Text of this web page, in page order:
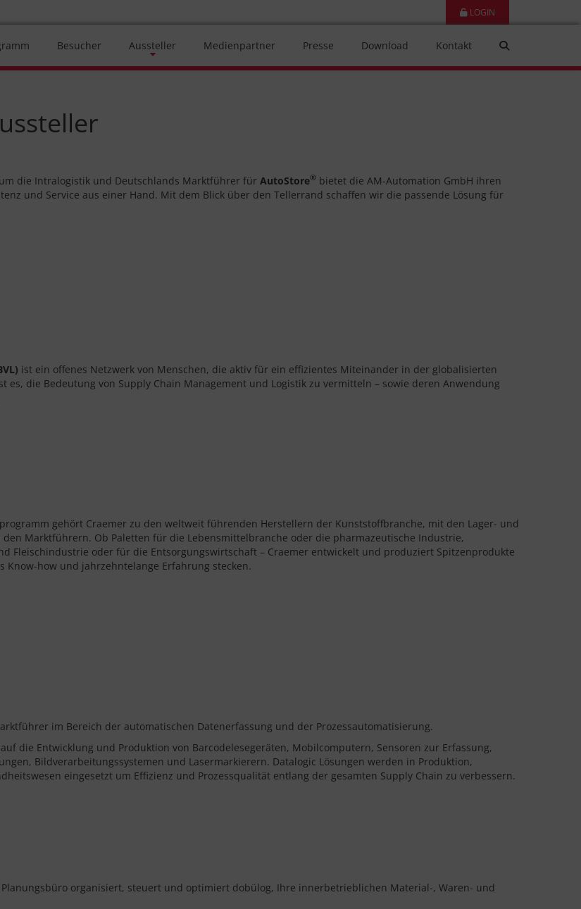
LOGIN
Besucher Aussteller Medienpartner Presse Download Kontakt
die Intralogistik und Deutschlands Marktführer für AutoStore®bietet die AM-Automation GmbH ihren
und Service aus einer Hand. Mit dem Blick über den Tellerrand schaffen wir die passende Lösung für
ist ein offenes Netzwerk von Menschen, die aktiv für ein effizientes Miteinander in der globalisierten
es, die Bedeutung von Supply Chain Management und Logistik zu vermitteln – sowie deren Anwendung
gehört Craemer zu den weltweit führenden Herstellern der Kunststoffbranche, mit den Lager- und
Marktführern. Ob Paletten für die Lebensmittelbranche oder die pharmazeutische Industrie,
Fleischindustrie oder für die Entsorgungswirtschaft – Craemer entwickelt und produziert Spitzenprodukte
Know-how und jahrzehntelange Erfahrung stecken.
im Bereich der automatischen Datenerfassung und der Prozessautomatisierung.
die Entwicklung und Produktion von Barcodelesegeräten, Mobilcomputern, Sensoren zur Erfassung,
Bildverarbeitungssystemen und Lasermarkierern. Datalogic Lösungen werden in Produktion,
eingesetzt um Effizienz und Prozessqualität entlang der gesamten Supply Chain zu verbessern.
organisiert, steuert und optimiert dobülog, Ihre innerbetrieblichen Material-, Waren- und